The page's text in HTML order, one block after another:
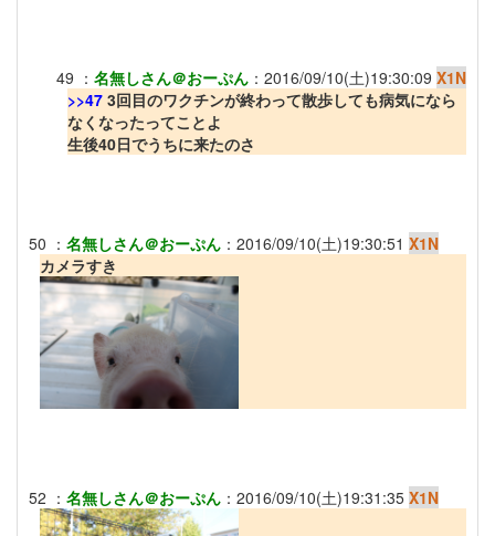
49 ： 名無しさん＠おーぷん ： 2016/09/10(土)19:30:09 X1N
>>47 3回目のワクチンが終わって散歩しても病気になら
なくなったってことよ
生後40日でうちに来たのさ
50 ： 名無しさん＠おーぷん ： 2016/09/10(土)19:30:51 X1N
カメラすき
52 ： 名無しさん＠おーぷん ： 2016/09/10(土)19:31:35 X1N